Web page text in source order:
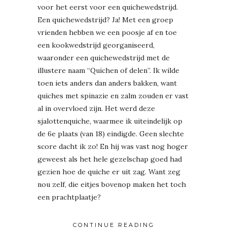
voor het eerst voor een quichewedstrijd.
Een quichewedstrijd? Ja! Met een groep
vrienden hebben we een poosje af en toe
een kookwedstrijd georganiseerd,
waaronder een quichewedstrijd met de
illustere naam “Quichen of delen”. Ik wilde
toen iets anders dan anders bakken, want
quiches met spinazie en zalm zouden er vast
al in overvloed zijn. Het werd deze
sjalottenquiche, waarmee ik uiteindelijk op
de 6e plaats (van 18) eindigde. Geen slechte
score dacht ik zo! En hij was vast nog hoger
geweest als het hele gezelschap goed had
gezien hoe de quiche er uit zag. Want zeg
nou zelf, die eitjes bovenop maken het toch
een prachtplaatje?
CONTINUE READING